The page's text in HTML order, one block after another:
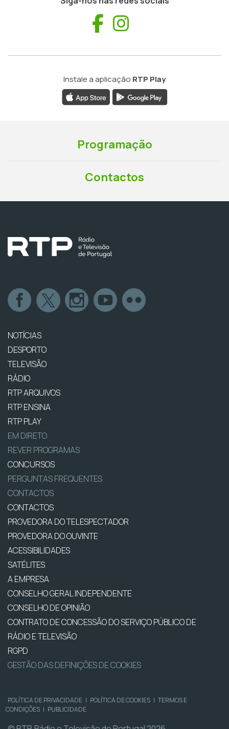
Facebook
Instale a aplicação RTP Play
Programação
Contactos
NOTÍCIAS
DESPORTO
TELEVISÃO
RÁDIO
RTP ARQUIVOS
RTP ENSINA
RTP PLAY
EM DIRETO
REVER PROGRAMAS
CONCURSOS
PERGUNTAS FREQUENTES
CONTACTOS
CONTACTOS
PROVEDORA DO TELESPECTADOR
PROVEDORA DO OUVINTE
ACESSIBILIDADES
SATÉLITES
A EMPRESA
CONSELHO GERAL INDEPENDENTE
CONSELHO DE OPINIÃO
CONTRATO DE CONCESSÃO DO SERVIÇO PÚBLICO DE
RÁDIO E TELEVISÃO
RGPD
GESTÃO DAS DEFINIÇÕES DE COOKIES
POLÍTICA DE PRIVACIDADE | POLÍTICA DE COOKIES | TERMOS E
CONDIÇÕES | PUBLICIDADE